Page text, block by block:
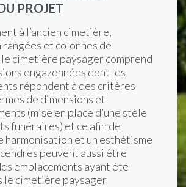
PROJET
à l’ancien cimetière,
rangées et colonnes de
cimetière paysager comprend
engazonnées dont les
répondent à des critères
de dimensions et
(mise en place d’une stèle
funéraires) et ce afin de
harmonisation et un esthétisme
peuvent aussi être
emplacements ayant été
le cimetière paysager